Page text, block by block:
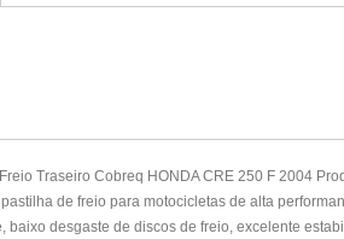
Traseiro Cobreq HONDA CRE 250 F 2004
de freio para motocicletas de alta
baixo desgaste de discos de freio, excelente